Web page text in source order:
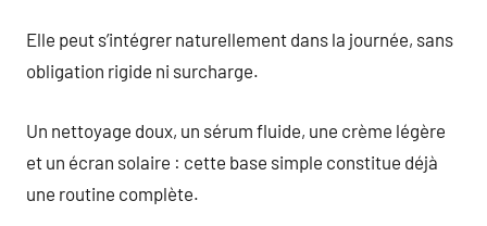
Elle peut s’intégrer naturellement dans la journée, sans
obligation rigide ni surcharge.
Un nettoyage doux, un sérum fluide, une crème légère
et un écran solaire : cette base simple constitue déjà
une routine complète.